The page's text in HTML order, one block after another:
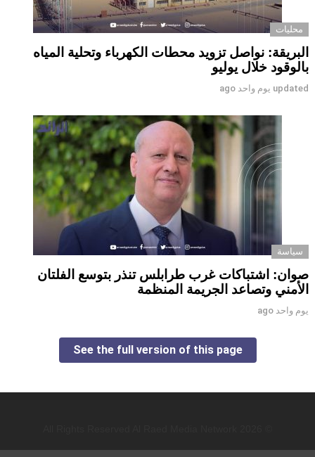
محليات
البريقة: نواصل تزويد محطات الكهرباء وتحلية المياه
بالوقود خلال يوليو
updated يوم واحد ago
سياسة
صوان: اشتباكات غرب طرابلس تنذر بتوسع الفلتان
الأمني وتصاعد الجريمة المنظمة
يوم واحد ago
See the full version of this page